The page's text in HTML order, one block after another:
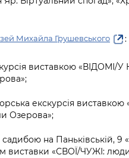
Михайла Грушевського :
виставкою «ВІДОМІ/
екскурсія
Озерова»;
садибою на Паньківській, 9
виставки «СВОЇ/ЧУЖІ: